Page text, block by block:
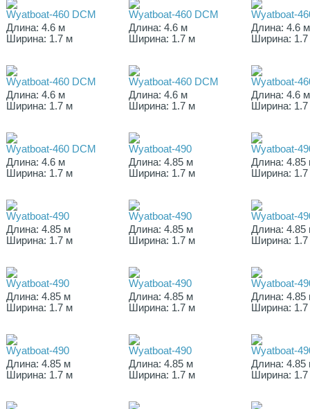
Wyatboat-460 DCM
Длина: 4.6 м
Ширина: 1.7 м
Wyatboat-460 DCM
Длина: 4.6 м
Ширина: 1.7 м
Wyatboat-
Длина: 4.6 м
Ширина:
Wyatboat-460 DCM
Длина: 4.6 м
Ширина: 1.7 м
Wyatboat-460 DCM
Длина: 4.6 м
Ширина: 1.7 м
Wyatboat-
Длина: 4.6 м
Ширина:
Wyatboat-460 DCM
Длина: 4.6 м
Ширина: 1.7 м
Wyatboat-490
Длина: 4.85 м
Ширина: 1.7 м
Wyatboat-
Длина: 4.85
Ширина:
Wyatboat-490
Длина: 4.85 м
Ширина: 1.7 м
Wyatboat-490
Длина: 4.85 м
Ширина: 1.7 м
Wyatboat-
Длина: 4.85
Ширина:
Wyatboat-490
Длина: 4.85 м
Ширина: 1.7 м
Wyatboat-490
Длина: 4.85 м
Ширина: 1.7 м
Wyatboat-
Длина: 4.85
Ширина:
Wyatboat-490
Длина: 4.85 м
Ширина: 1.7 м
Wyatboat-490
Длина: 4.85 м
Ширина: 1.7 м
Wyatboat-
Длина: 4.85
Ширина: